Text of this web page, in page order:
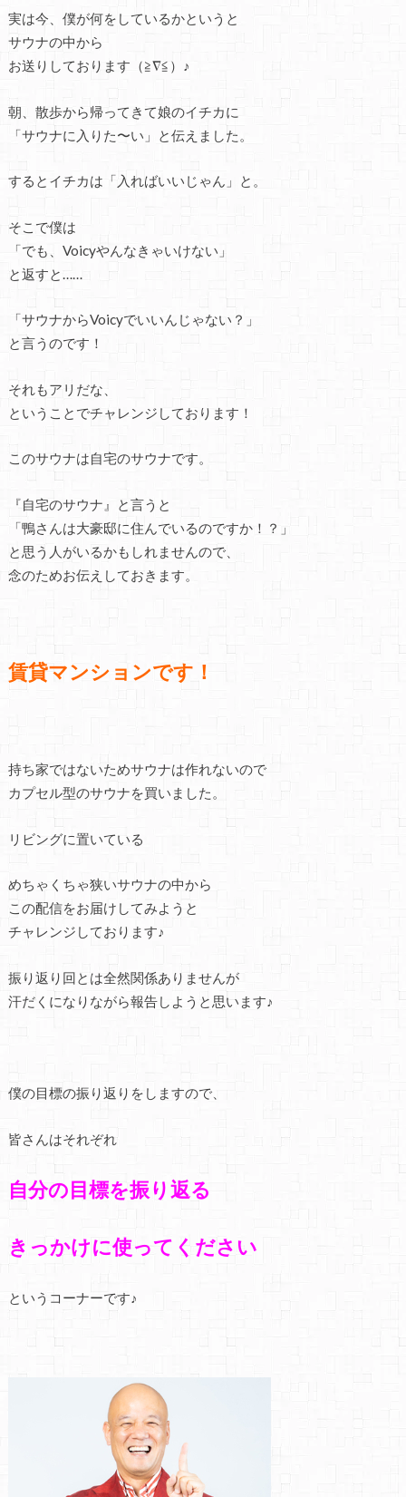
実は今、僕が何をしているかというと
サウナの中から
お送りしております（≧∇≦）♪
朝、散歩から帰ってきて娘のイチカに
「サウナに入りた〜い」と伝えました。
するとイチカは「入ればいいじゃん」と。
そこで僕は
「でも、Voicyやんなきゃいけない」
と返すと……
「サウナからVoicyでいいんじゃない？」
と言うのです！
それもアリだな、
ということでチャレンジしております！
このサウナは自宅のサウナです。
『自宅のサウナ』と言うと
「鴨さんは大豪邸に住んでいるのですか！？」
と思う人がいるかもしれませんので、
念のためお伝えしておきます。
賃貸マンションです！
持ち家ではないためサウナは作れないので
カプセル型のサウナを買いました。
リビングに置いている
めちゃくちゃ狭いサウナの中から
この配信をお届けしてみようと
チャレンジしております♪
振り返り回とは全然関係ありませんが
汗だくになりながら報告しようと思います♪
僕の目標の振り返りをしますので、
皆さんはそれぞれ
自分の目標を振り返る
きっかけに使ってください
というコーナーです♪